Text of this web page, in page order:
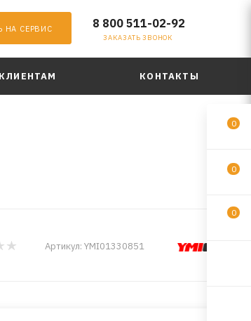
НА СЕРВИС 8 800 511-02-92
ЗАКАЗАТЬ ЗВОНОК
КОНТАКТЫ
Артикул: YMI01330851
0
0
0